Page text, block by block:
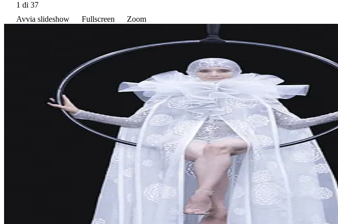
1 di 37
Avvia slideshow
Fullscreen Zoom